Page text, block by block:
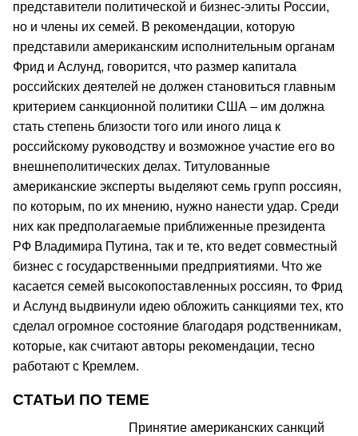
представители политической и бизнес-элиты России,
но и члены их семей. В рекомендации, которую
представили американским исполнительным органам
Фрид и Аслунд, говорится, что размер капитала
российских деятелей не должен становиться главным
критерием санкционной политики США – им должна
стать степень близости того или иного лица к
российскому руководству и возможное участие его во
внешнеполитических делах. Титулованные
американские эксперты выделяют семь групп россиян,
по которым, по их мнению, нужно нанести удар. Среди
них как предполагаемые приближенные президента
РФ Владимира Путина, так и те, кто ведет совместный
бизнес с государственными предприятиями. Что же
касается семей высокопоставленных россиян, то Фрид
и Аслунд выдвинули идею обложить санкциями тех, кто
сделал огромное состояние благодаря родственникам,
которые, как считают авторы рекомендации, тесно
работают с Кремлем.
СТАТЬИ ПО ТЕМЕ
Принятие американских санкций